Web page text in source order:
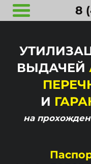
8
ВЫДАЧЕЙ
И
на